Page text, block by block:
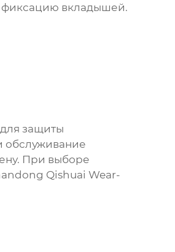
фиксацию вкладышей.
защиты
обслуживание
При выборе
Qishuai Wear-